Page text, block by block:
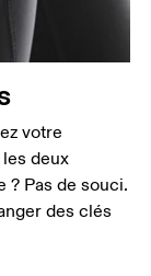
votre
deux
? Pas de souci.
des clés